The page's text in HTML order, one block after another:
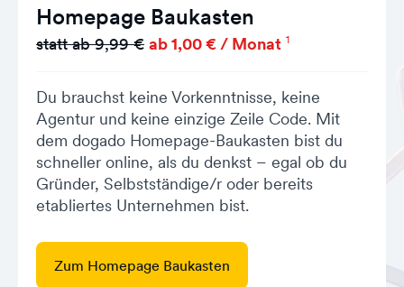
Homepage Baukasten
statt ab 9,99 € ab 1,00 € / Monat 1
Du brauchst keine Vorkenntnisse, keine
Agentur und keine einzige Zeile Code. Mit
dem dogado Homepage-Baukasten bist du
schneller online, als du denkst – egal ob du
Gründer, Selbstständige/r oder bereits
etabliertes Unternehmen bist.
Zum Homepage Baukasten